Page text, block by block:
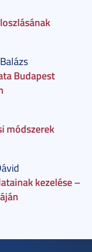
Budapest
módszerek
kezelése –